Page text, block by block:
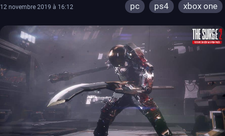
12 novembre 2019 à 16:12 pc ps4 xbox one